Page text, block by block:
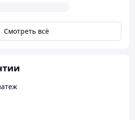
Смотреть всё